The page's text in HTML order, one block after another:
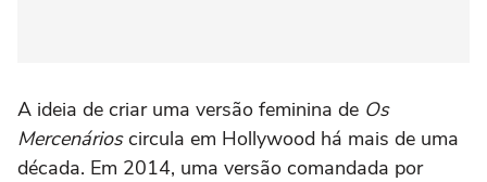
A ideia de criar uma versão feminina de Os
Mercenárioscircula em Hollywood há mais de uma
década. Em 2014, uma versão comandada por